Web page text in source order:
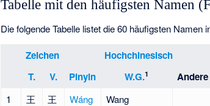
Tabelle mit den häufigsten Namen
Die folgende Tabelle listet die 60 häufigsten Namen
Zeichen Hochchinesisch
T. V. Pinyin W.G.1 Andere
1 王 王 Wáng Wang